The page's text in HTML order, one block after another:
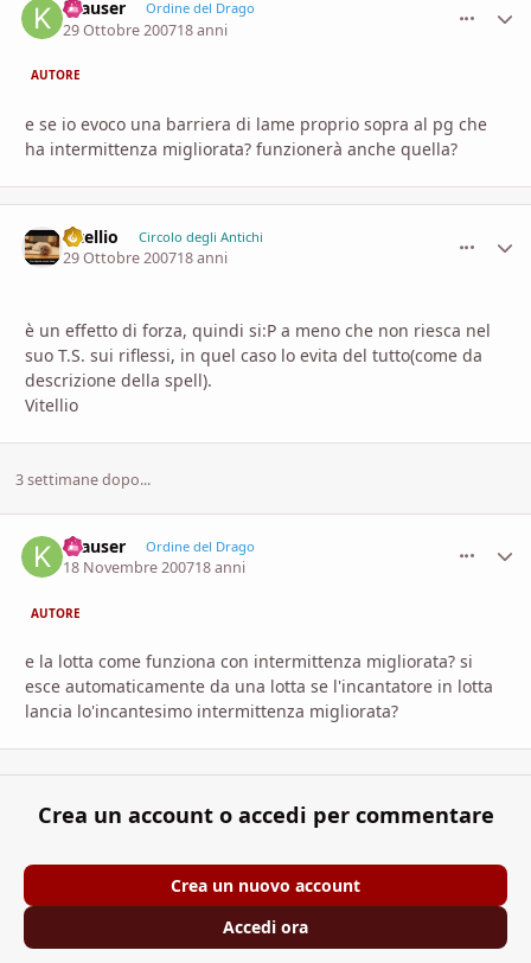
Krauser Ordine del Drago
29 Ottobre 200718 anni
AUTORE
e se io evoco una barriera di lame proprio sopra al pg che
ha intermittenza migliorata? funzionerà anche quella?
vitellio Circolo degli Antichi
29 Ottobre 200718 anni
è un effetto di forza, quindi si:P a meno che non riesca nel
suo T.S. sui riflessi, in quel caso lo evita del tutto(come da
descrizione della spell).
Vitellio
3 settimane dopo...
Krauser Ordine del Drago
18 Novembre 200718 anni
AUTORE
e la lotta come funziona con intermittenza migliorata? si
esce automaticamente da una lotta se l'incantatore in lotta
lancia lo'incantesimo intermittenza migliorata?
Crea un account o accedi per commentare
Crea un nuovo account
Accedi ora